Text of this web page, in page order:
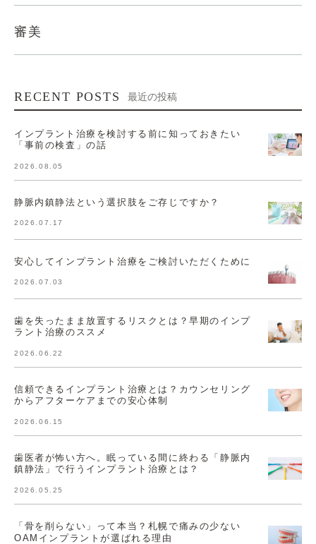
審美
RECENT POSTS 最近の投稿
インプラント治療を検討する前に知っておきたい
「事前の検査」の話
2026.08.05
静脈内鎮静法という選択肢をご存じですか？
2026.07.17
安心してインプラント治療をご検討いただくために
2026.07.03
歯を失ったまま放置するリスクとは？早期のインプ
ラント治療のススメ
2026.06.22
信頼できるインプラント治療とは？カウンセリング
からアフターケアまでの安心体制
2026.06.15
歯医者が怖い方へ。眠っている間に終わる「静脈内
鎮静法」で行うインプラント治療とは？
2026.05.25
「骨を削らない」って本当？札幌で痛みの少ない
OAMインプラントが選ばれる理由